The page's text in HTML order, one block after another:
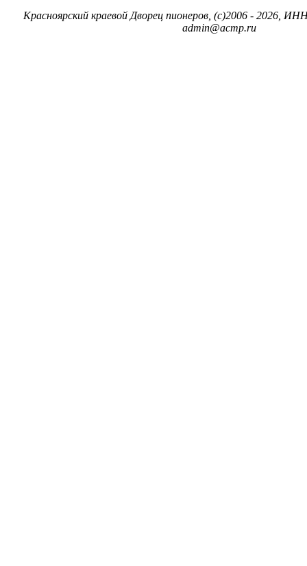
Красноярский краевой Дворец пионеров, (c)2006 - 2026,
admin@acmp.ru